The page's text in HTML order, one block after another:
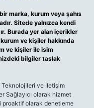
marka, kurum veya şahıs
Sitede yalnızca kendi
Burada yer alan içerikler
ve kişiler hakkında
ve kişiler ile isim
bilgiler taslak
Teknolojileri ve İletişim
Sağlayıcı olarak hizmet
proaktif olarak denetleme